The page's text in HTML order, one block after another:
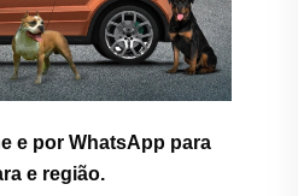
e por WhatsApp para
e região.